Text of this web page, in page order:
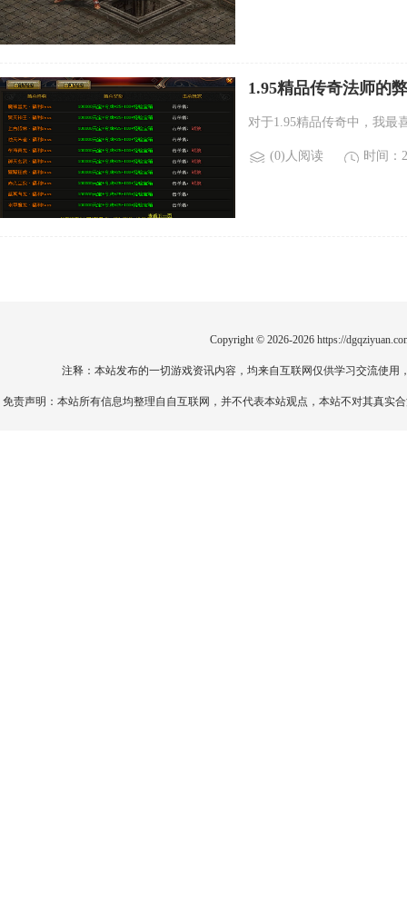
1.95精品传奇法师的
对于1.95精品传奇中，我最
(0)人阅读 时间：
Copyright © 2026-2026 https://
注释：本站发布的一切游戏资讯内容，均来自互联网仅供学习交流使
免责声明：本站所有信息均整理自自互联网，并不代表本站观点，本站不对其真实